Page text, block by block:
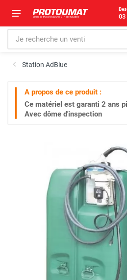
03
Station AdBlue
A propos de ce produit :
Ce matériel est garanti 2 ans
Avec dôme d'inspection